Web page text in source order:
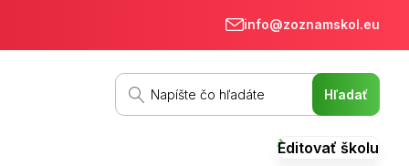
info@zoznamskol.eu
Editovať školu